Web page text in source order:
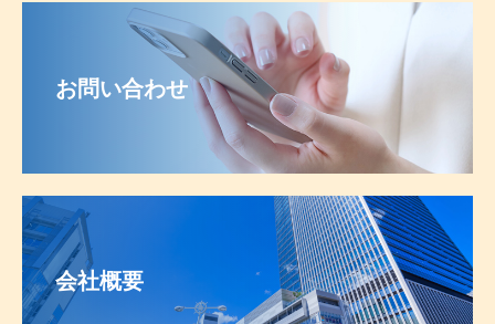
お問い合わせ
会社概要